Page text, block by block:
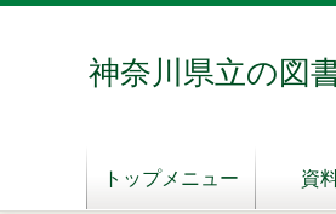
神奈川県立の図
トップメニュー 資